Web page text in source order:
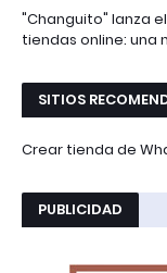
"Changuito" lanza
tiendas online: una
SITIOS
Crear tienda de
PUBLICIDAD